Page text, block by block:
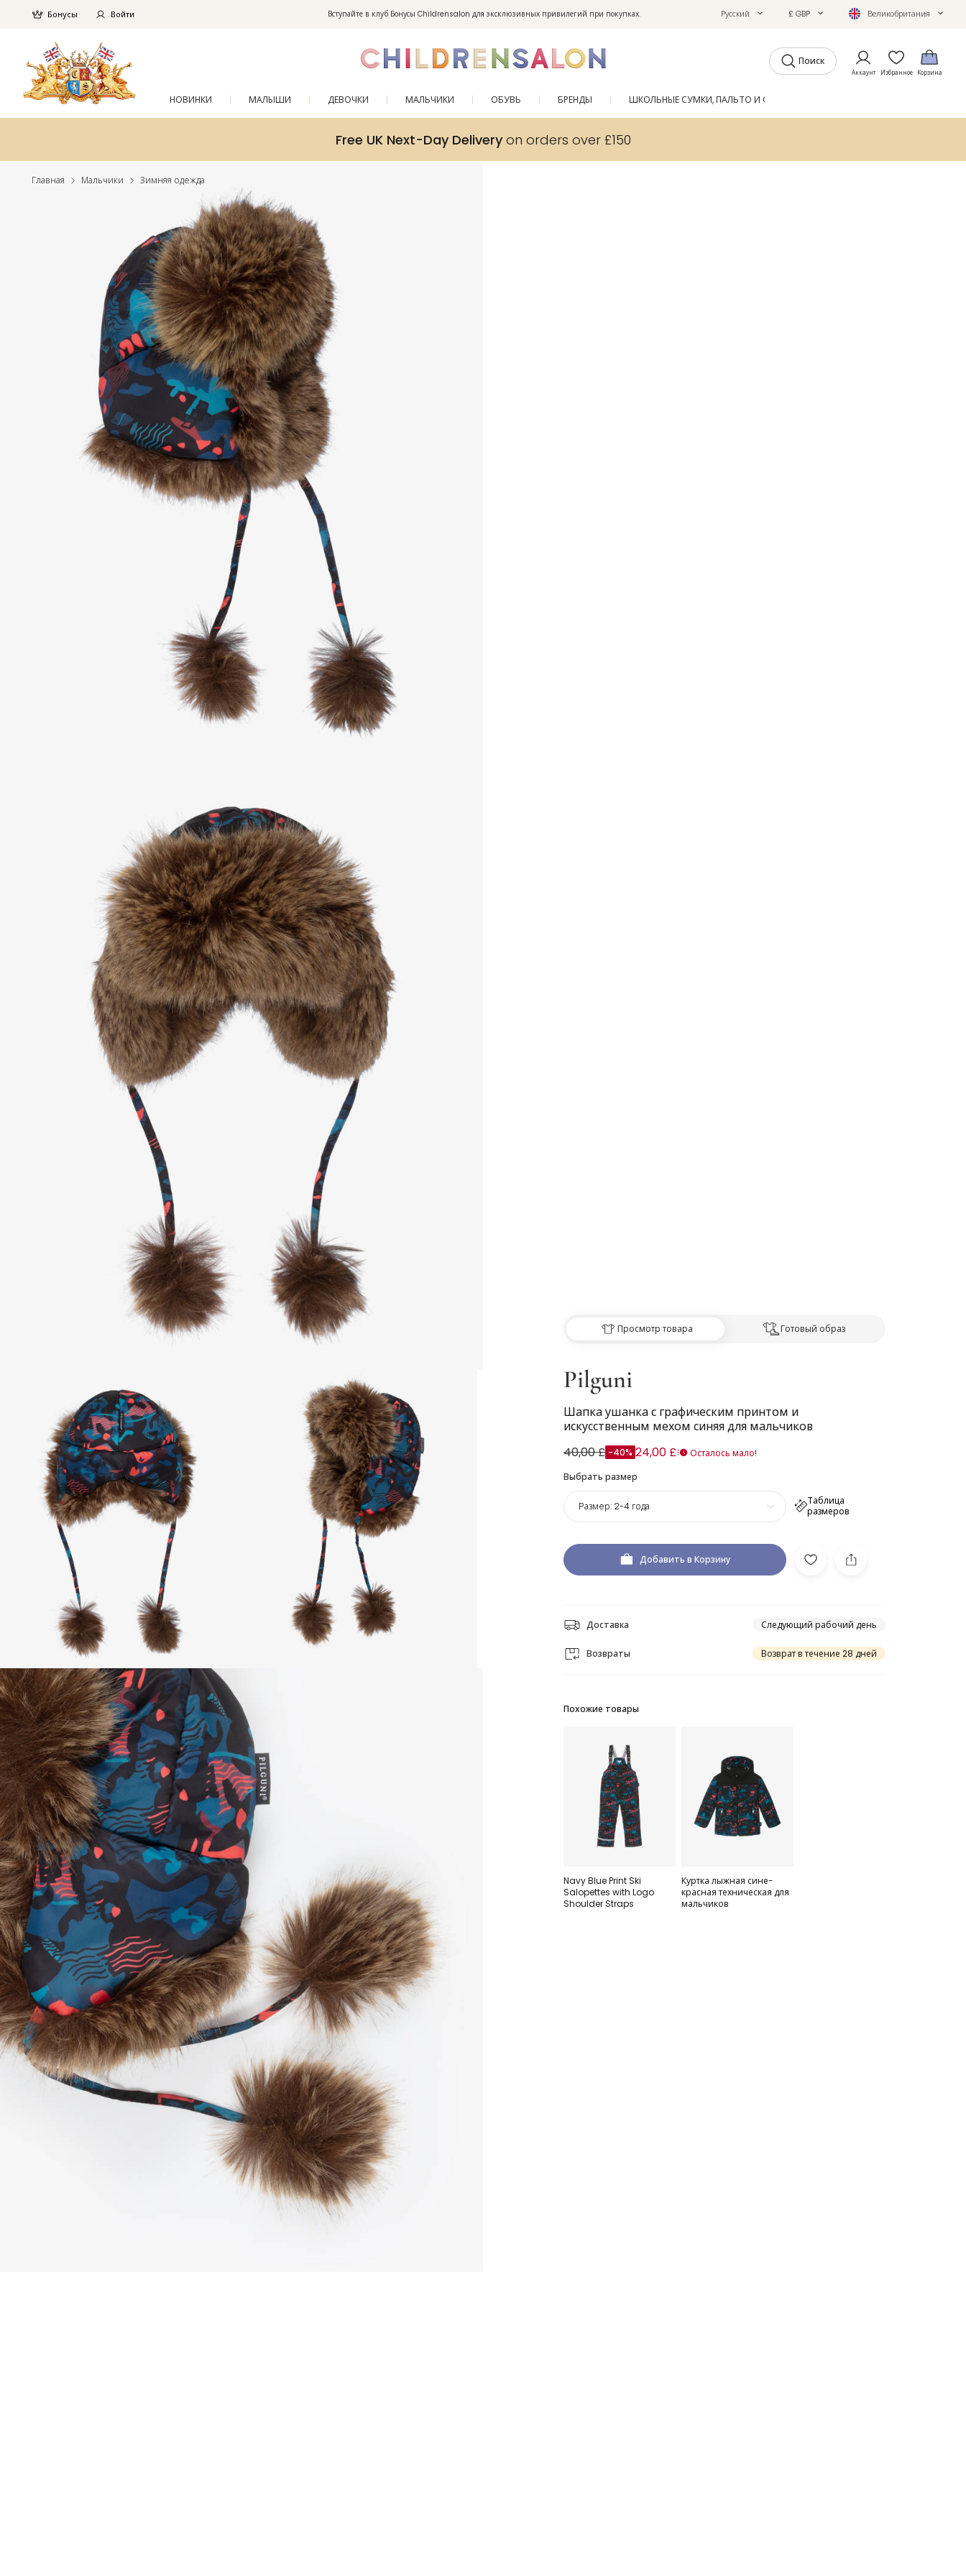
Enjoy 10% off your first order as a little welcome gift. Sign up here.
Вступайте в клуб Бонусы Childrensalon для эксклюзивных привилегий при покупках.
Бонусы Войти Русский £ GBP Великобритания
Поиск
Аккаунт Избранное Корзина
НОВИНКИ МАЛЫШИ ДЕВОЧКИ МАЛЬЧИКИ ОБУВЬ БРЕНДЫ ШКОЛЬНЫЕ СУМКИ, ПАЛЬТО И ОБУВЬ
Free UK Next-Day Deliveryon orders over £150
Главная Мальчики Зимняя одежда
Просмотр товара Готовый образ
Pilguni
Шапка ушанка с графическим принтом и
искусственным мехом синяя для мальчиков
40,00 £ -40% 24,00 £
Осталось мало!
Выбрать размер
Таблица
размеров
Размер: 2-4 года
Добавить в Корзину
Доставка Следующий рабочий день
Возвраты Возврат в течение 28 дней
Похожие товары
Navy Blue Print Ski
Salopettes with Logo
Shoulder Straps
Куртка лыжная сине-
красная техническая для
мальчиков